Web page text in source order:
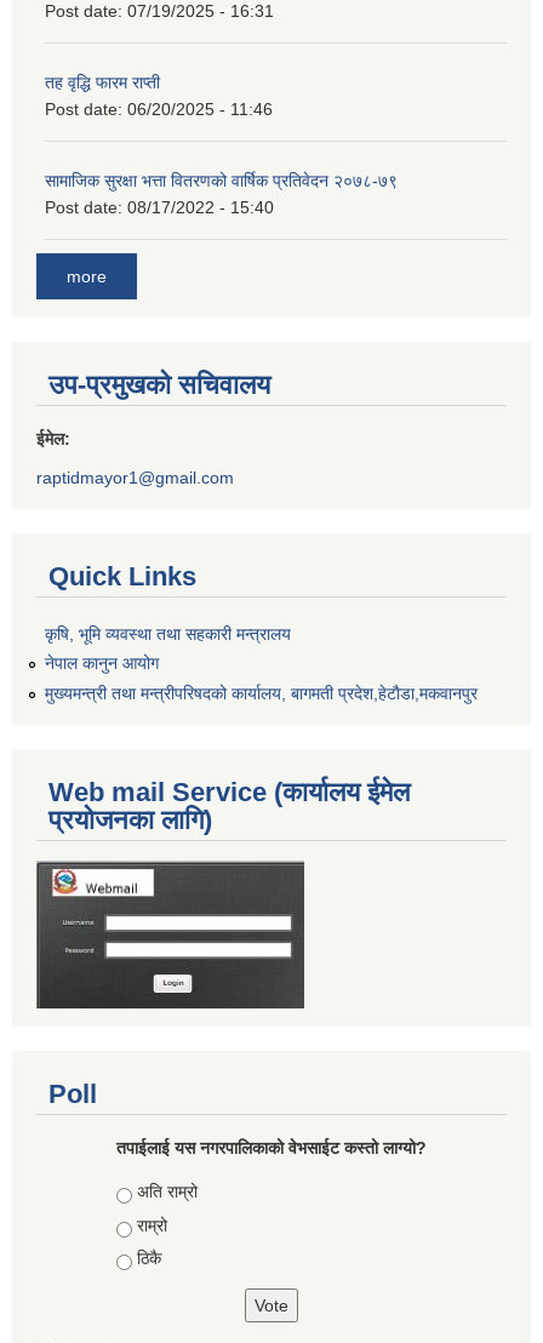
Post date: 07/19/2025 - 16:31
तह वृद्धि फारम राप्ती
Post date: 06/20/2025 - 11:46
सामाजिक सुरक्षा भत्ता वितरणको वार्षिक प्रतिवेदन २०७८-७९
Post date: 08/17/2022 - 15:40
more
उप-प्रमुखको सचिवालय
ईमेल:
raptidmayor1@gmail.com
Quick Links
कृषि, भूमि व्यवस्था तथा सहकारी मन्त्रालय
नेपाल कानुन आयोग
मुख्यमन्त्री तथा मन्त्रीपरिषदको कार्यालय, बागमती प्रदेश,हेटाैडा,मकवानपुर
Web mail Service (कार्यालय ईमेल
प्रयोजनका लागि)
Poll
तपाईलाई यस नगरपालिकाको वेभसाईट कस्तो लाग्यो?
Choices
अति राम्रो
राम्रो
ठिकै